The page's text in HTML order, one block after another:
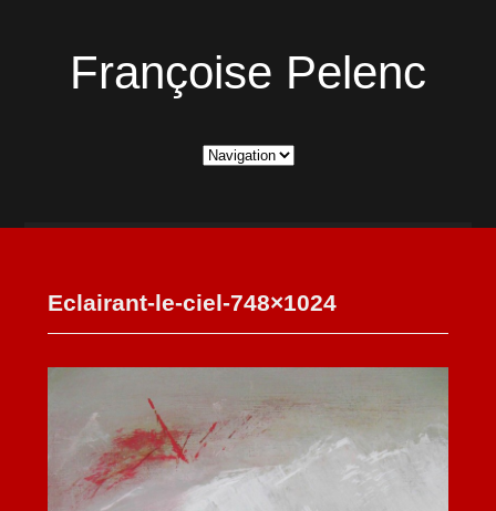
Françoise Pelenc
Eclairant-le-ciel-748×1024